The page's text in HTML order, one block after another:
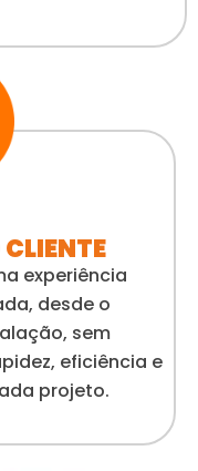
experiência
desde o
sem
eficiência e
projeto.